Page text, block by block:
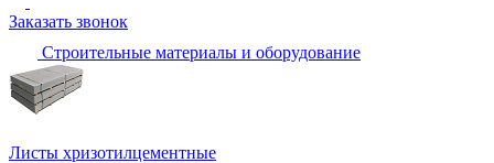
Заказать звонок
Строительные материалы и оборудование
Листы хризотилцементные